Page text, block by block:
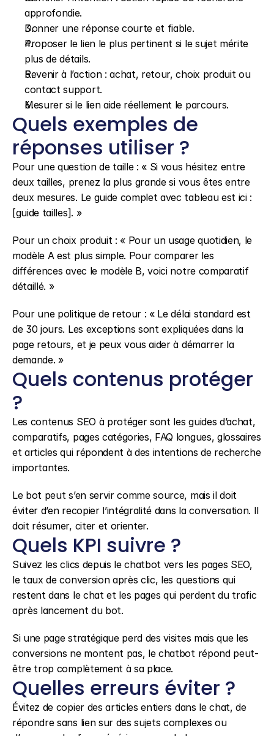
approfondie.
Donner une réponse courte et fiable.
Proposer le lien le plus pertinent si le sujet mérite
plus de détails.
Revenir à l’action : achat, retour, choix produit ou
contact support.
Mesurer si le lien aide réellement le parcours.
Quels exemples de
réponses utiliser ?
Pour une question de taille : « Si vous hésitez entre
deux tailles, prenez la plus grande si vous êtes entre
deux mesures. Le guide complet avec tableau est ici :
[guide tailles]. »
Pour un choix produit : « Pour un usage quotidien, le
modèle A est plus simple. Pour comparer les
différences avec le modèle B, voici notre comparatif
détaillé. »
Pour une politique de retour : « Le délai standard est
de 30 jours. Les exceptions sont expliquées dans la
page retours, et je peux vous aider à démarrer la
demande. »
Quels contenus protéger
?
Les contenus SEO à protéger sont les guides d’achat,
comparatifs, pages catégories, FAQ longues, glossaires
et articles qui répondent à des intentions de recherche
importantes.
Le bot peut s’en servir comme source, mais il doit
éviter d’en recopier l’intégralité dans la conversation. Il
doit résumer, citer et orienter.
Quels KPI suivre ?
Suivez les clics depuis le chatbot vers les pages SEO,
le taux de conversion après clic, les questions qui
restent dans le chat et les pages qui perdent du trafic
après lancement du bot.
Si une page stratégique perd des visites mais que les
conversions ne montent pas, le chatbot répond peut-
être trop complètement à sa place.
Quelles erreurs éviter ?
Évitez de copier des articles entiers dans le chat, de
répondre sans lien sur des sujets complexes ou